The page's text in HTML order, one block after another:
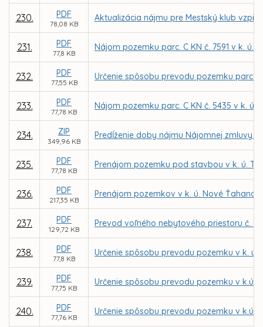
230. PDF
78,08 KB
Aktualizácia nájmu pre Mestský klub
231. PDF
77,8 KB
Nájom pozemku parc. C KN č. 7591 v k.
232. PDF
77,55 KB
Určenie spôsobu prevodu pozemku parc.
233. PDF
77,78 KB
Nájom pozemku parc. C KN č. 5435 v k.
234. ZIP
349,96 KB
Predĺženie doby nájmu Nájomnej zmluvy
235. PDF
77,78 KB
Prenájom pozemku pod stavbou v k. ú.
236. PDF
217,35 KB
Prenájom pozemkov v k. ú. Nové
237. PDF
129,72 KB
Prevod voľného nebytového priestoru č. -
238. PDF
77,8 KB
Určenie spôsobu prevodu pozemku v k.
239. PDF
77,75 KB
Určenie spôsobu prevodu pozemku v k.ú.
240. PDF
77,76 KB
Určenie spôsobu prevodu pozemku v k.ú.